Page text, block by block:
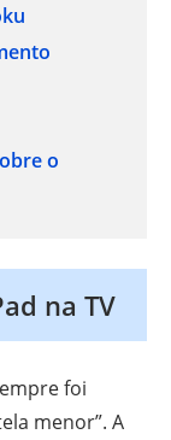
o
na TV
foi
menor”. A